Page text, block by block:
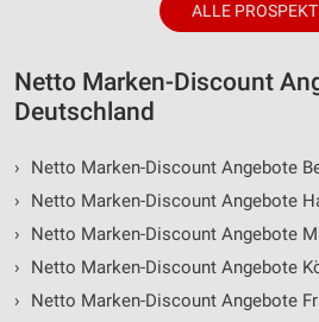
ALLE
Netto Marken-Discount
Deutschland
›
Netto Marken-Discount Angebote
›
Netto Marken-Discount Angebote
›
Netto Marken-Discount Angebote
›
Netto Marken-Discount Angebote
›
Netto Marken-Discount Angebote